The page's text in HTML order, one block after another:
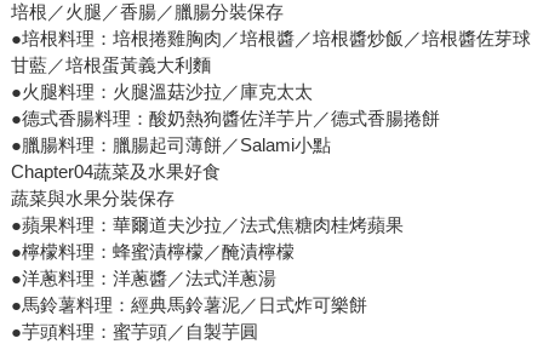
培根／火腿／香腸／臘腸分裝保存
●培根料理：培根捲雞胸肉／培根醬／培根醬炒飯／培根醬佐芽球
甘藍／培根蛋黃義大利麵
●火腿料理：火腿溫菇沙拉／庫克太太
●德式香腸料理：酸奶熱狗醬佐洋芋片／德式香腸捲餅
●臘腸料理：臘腸起司薄餅／Salami小點
Chapter04蔬菜及水果好食
蔬菜與水果分裝保存
●蘋果料理：華爾道夫沙拉／法式焦糖肉桂烤蘋果
●檸檬料理：蜂蜜漬檸檬／醃漬檸檬
●洋蔥料理：洋蔥醬／法式洋蔥湯
●馬鈴薯料理：經典馬鈴薯泥／日式炸可樂餅
●芋頭料理：蜜芋頭／自製芋圓